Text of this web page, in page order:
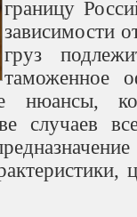
границу
зависимости
груз
таможенное
нюансы,
случаев